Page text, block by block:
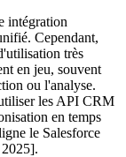
intégration
Cependant,
très
en jeu, souvent
ou l'analyse.
les API CRM
en temps
le Salesforce